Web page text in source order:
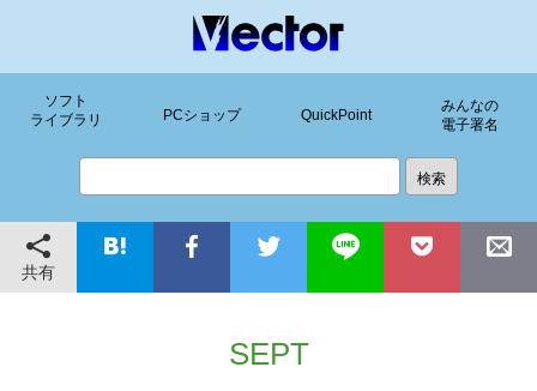
ソフト
ライブラリ
PCショップ QuickPoint
みんなの
電子署名
共有
SEPT